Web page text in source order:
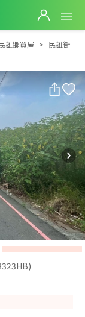
民雄街上都計農地
雄鄉買屋
民雄街